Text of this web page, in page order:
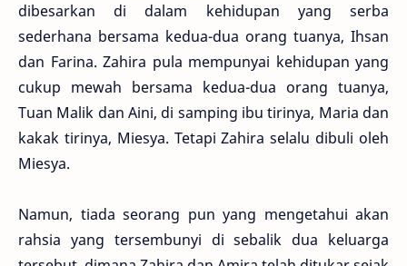
dibesarkan di dalam kehidupan yang serba
sederhana bersama kedua-dua orang tuanya, Ihsan
dan Farina. Zahira pula mempunyai kehidupan yang
cukup mewah bersama kedua-dua orang tuanya,
Tuan Malik dan Aini, di samping ibu tirinya, Maria dan
kakak tirinya, Miesya. Tetapi Zahira selalu dibuli oleh
Miesya.
Namun, tiada seorang pun yang mengetahui akan
rahsia yang tersembunyi di sebalik dua keluarga